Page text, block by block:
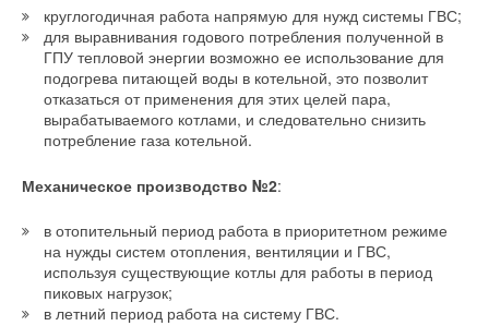
круглогодичная работа напрямую для нужд системы ГВС;
для выравнивания годового потребления полученной в
ГПУ тепловой энергии возможно ее использование для
подогрева питающей воды в котельной, это позволит
отказаться от применения для этих целей пара,
вырабатываемого котлами, и следовательно снизить
потребление газа котельной.
Механическое производство №2:
в отопительный период работа в приоритетном режиме
на нужды систем отопления, вентиляции и ГВС,
используя существующие котлы для работы в период
пиковых нагрузок;
в летний период работа на систему ГВС.
Текст комментария
На сегодняшний день одни из лучших показателей уровня
шума при стирке принадлежит стиральной машине AEG
модели Oko-lavamat — это 43 дБ. Схожие значения имеют
последние модели приборов производства Siemens и Asko.
Такие машинки могут с успехом работать как в ванной, так и
не будет слышно.
Микроклимат без шума
Далеко не каждая квартира или дом в России оснащены
кондиционером, но смеем заверить, что в южных регионах